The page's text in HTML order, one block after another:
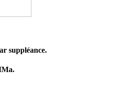
suppléance.